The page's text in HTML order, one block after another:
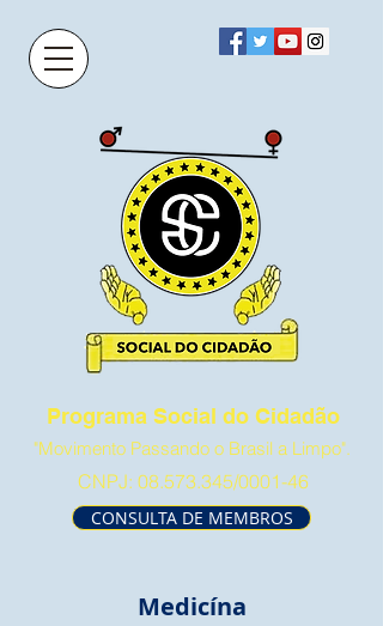
CONSULTA DE MEMBROS
Programa Social do Cidadão
"Movimento Passando o Brasil a Limpo".
CNPJ: 08.573.345/0001-46
Medicína